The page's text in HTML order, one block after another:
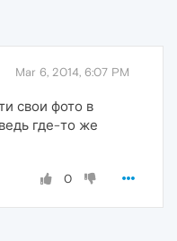
Mar 6, 2014, 6:07 PM
свои фото в
где-то же
0